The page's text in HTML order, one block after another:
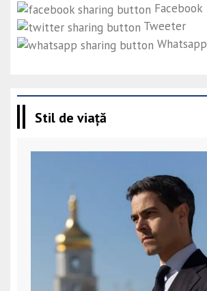
Facebook
Tweeter
Whatsapp
Stil de viață